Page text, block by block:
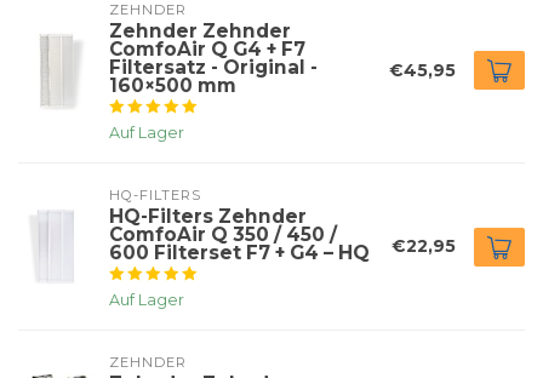
ZEHNDER
Zehnder Zehnder
ComfoAir Q G4 + F7
Filtersatz - Original -
160×500 mm
Auf Lager
€45,95
HQ-FILTERS
HQ-Filters Zehnder
ComfoAir Q 350 / 450 /
600 Filterset F7 + G4 – HQ
Auf Lager
€22,95
ZEHNDER